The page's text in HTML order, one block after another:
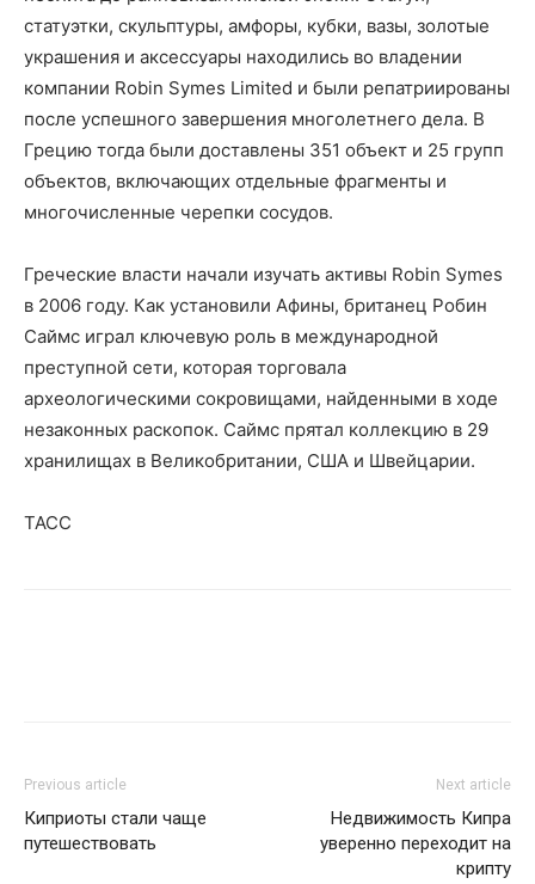
статуэтки, скульптуры, амфоры, кубки, вазы, золотые
украшения и аксессуары находились во владении
компании Robin Symes Limited и были репатриированы
после успешного завершения многолетнего дела. В
Грецию тогда были доставлены 351 объект и 25 групп
объектов, включающих отдельные фрагменты и
многочисленные черепки сосудов.
Греческие власти начали изучать активы Robin Symes
в 2006 году. Как установили Афины, британец Робин
Саймс играл ключевую роль в международной
преступной сети, которая торговала
археологическими сокровищами, найденными в ходе
незаконных раскопок. Саймс прятал коллекцию в 29
хранилищах в Великобритании, США и Швейцарии.
ТАСС
Previous article
Киприоты стали чаще
путешествовать
Next article
Недвижимость Кипра
уверенно переходит на
крипту